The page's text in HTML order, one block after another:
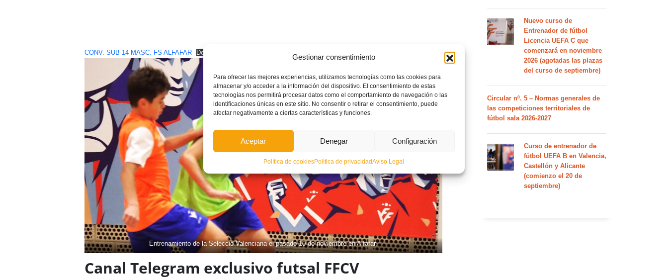
Gestionar consentimiento
Para ofrecer las mejores experiencias, utilizamos tecnologías como las cookies para
almacenar y/o acceder a la información del dispositivo. El consentimiento de estas
tecnologías nos permitirá procesar datos como el comportamiento de navegación o las
identificaciones únicas en este sitio. No consentir o retirar el consentimiento, puede
afectar negativamente a ciertas características y funciones.
Aceptar Denegar Configuración
Política de cookiesPolítica de privacidadAviso Legal
CONV. SUB-14 MASC. FS ALFAFAR Descarga
Entrenamiento de la Selecció Valenciana el pasado 10 de noviembre en Alfafar.
Canal Telegram exclusivo futsal FFCV
Nuevo curso de
Entrenador de fútbol
Licencia UEFA C que
comenzará en noviembre
2026 (agotadas las plazas
del curso de septiembre)
Circular nº. 5 – Normas generales de
las competiciones territoriales de
fútbol sala 2026-2027
Curso de entrenador de
fútbol UEFA B en Valencia,
Castellón y Alicante
(comienzo el 20 de
septiembre)